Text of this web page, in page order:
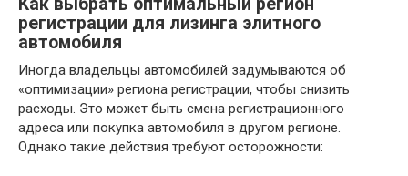
Как выбрать оптимальный регион
регистрации для лизинга элитного
автомобиля
Иногда владельцы автомобилей задумываются об
«оптимизации» региона регистрации, чтобы снизить
расходы. Это может быть смена регистрационного
адреса или покупка автомобиля в другом регионе.
Однако такие действия требуют осторожности: